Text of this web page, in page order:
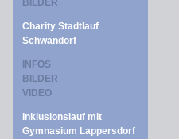
BILDER
Charity Stadtlauf
Schwandorf
INFOS
BILDER
VIDEO
Inklusionslauf mit
Gymnasium Lappersdorf